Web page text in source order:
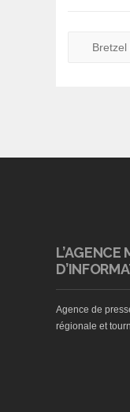
L’AGENCE
Agence de
régionale et